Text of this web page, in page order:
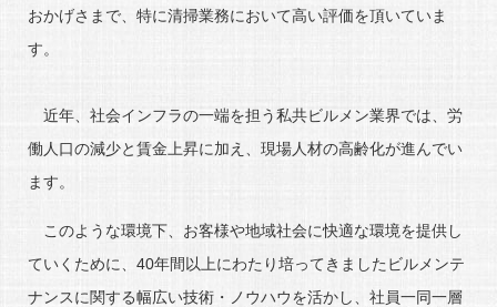
おかげさまで、特に清掃業務において高い評価を頂いていま
す。
近年、社会インフラの一端を担う私共ビルメン業界では、労
働人口の減少と賃金上昇に加え、現場人材の高齢化が進んでい
ます。
このような環境下、お客様や地域社会に快適な環境を提供し
ていくために、40年間以上にわたり培ってきましたビルメンテ
ナンスに関する幅広い技術・ノウハウを活かし、社員一同一層